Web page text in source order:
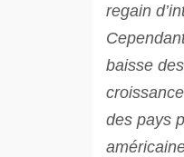
regain
baisse
des pays